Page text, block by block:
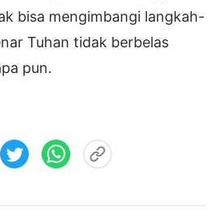
bisa mengimbangi langkah-
Tuhan tidak berbelas
pun.